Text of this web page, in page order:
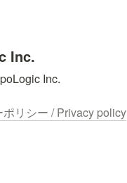
Inc.
Inc.
リシー / Privacy policy